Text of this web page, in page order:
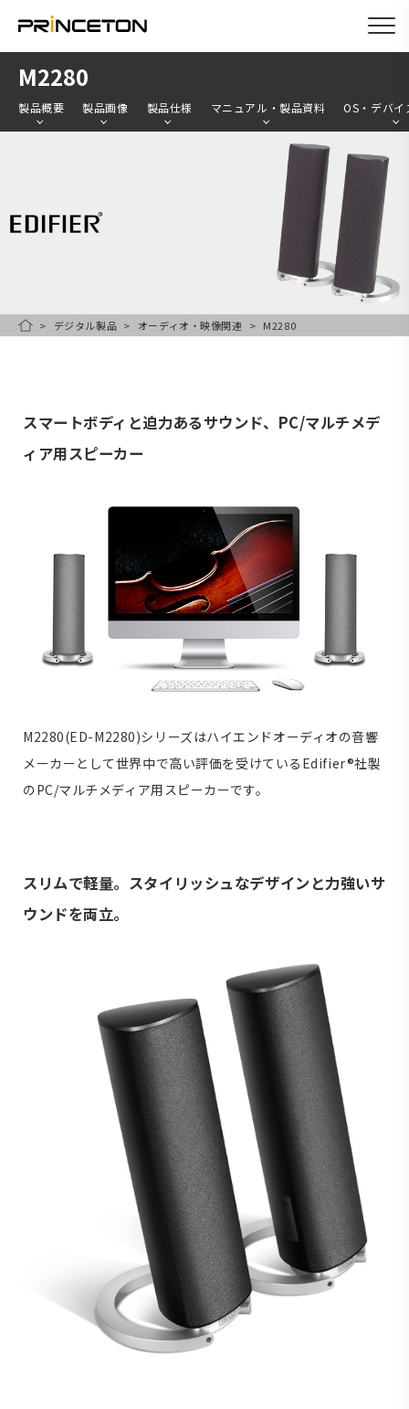
M2280
製品概要 製品画像 製品仕様 マニュアル・製品資料 OS・デバイ
HOMEデジタル製品 オーディオ・映像関連 M2280
スマートボディと迫力あるサウンド、PC/マルチメデ
ィア用スピーカー
M2280(ED-M2280)シリーズはハイエンドオーディオの音響
メーカーとして世界中で高い評価を受けているEdifier®社製
のPC/マルチメディア用スピーカーです。
スリムで軽量。スタイリッシュなデザインと力強いサ
ウンドを両立。